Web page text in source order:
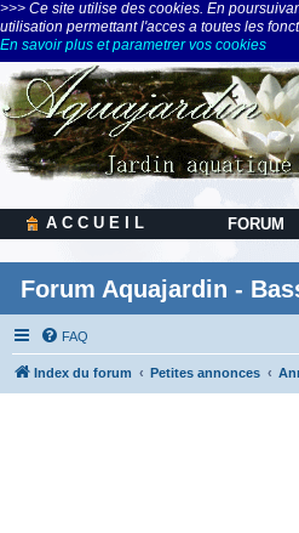
>>> Ce site utilise des cookies. En
utilisation permettant l'acces a toutes les
En savoir plus et parametrer vos cookies
A C C U E I L FORUM
Forum Aquajardin -
FAQ
Index du forum Petites annonces